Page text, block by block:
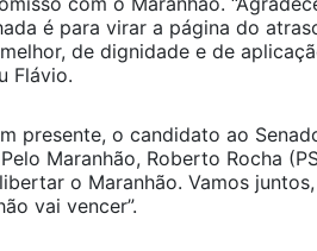
é para virar a página do
de dignidade e de
Flávio.
presente, o candidato ao
Maranhão, Roberto Rocha
o Maranhão. Vamos
vai vencer”.